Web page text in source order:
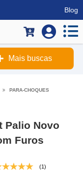
Blog
Mais buscas
PARA-CHOQUES
Palio Novo
Furos
(1)